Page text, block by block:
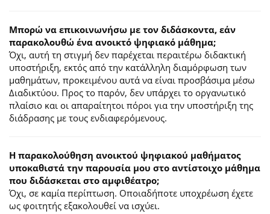
Μπορώ να επικοινωνήσω με τον διδάσκοντα, εάν
παρακολουθώ ένα ανοικτό ψηφιακό μάθημα;
Όχι, αυτή τη στιγμή δεν παρέχεται περαιτέρω διδακτική
υποστήριξη, εκτός από την κατάλληλη διαμόρφωση των
μαθημάτων, προκειμένου αυτά να είναι προσβάσιμα μέσω
Διαδικτύου. Προς το παρόν, δεν υπάρχει το οργανωτικό
πλαίσιο και οι απαραίτητοι πόροι για την υποστήριξη της
διάδρασης με τους ενδιαφερόμενους.
Η παρακολούθηση ανοικτού ψηφιακού μαθήματος
υποκαθιστά την παρουσία μου στο αντίστοιχο μάθημα
που διδάσκεται στο αμφιθέατρο;
Όχι, σε καμία περίπτωση. Οποιαδήποτε υποχρέωση έχετε
ως φοιτητής εξακολουθεί να ισχύει.